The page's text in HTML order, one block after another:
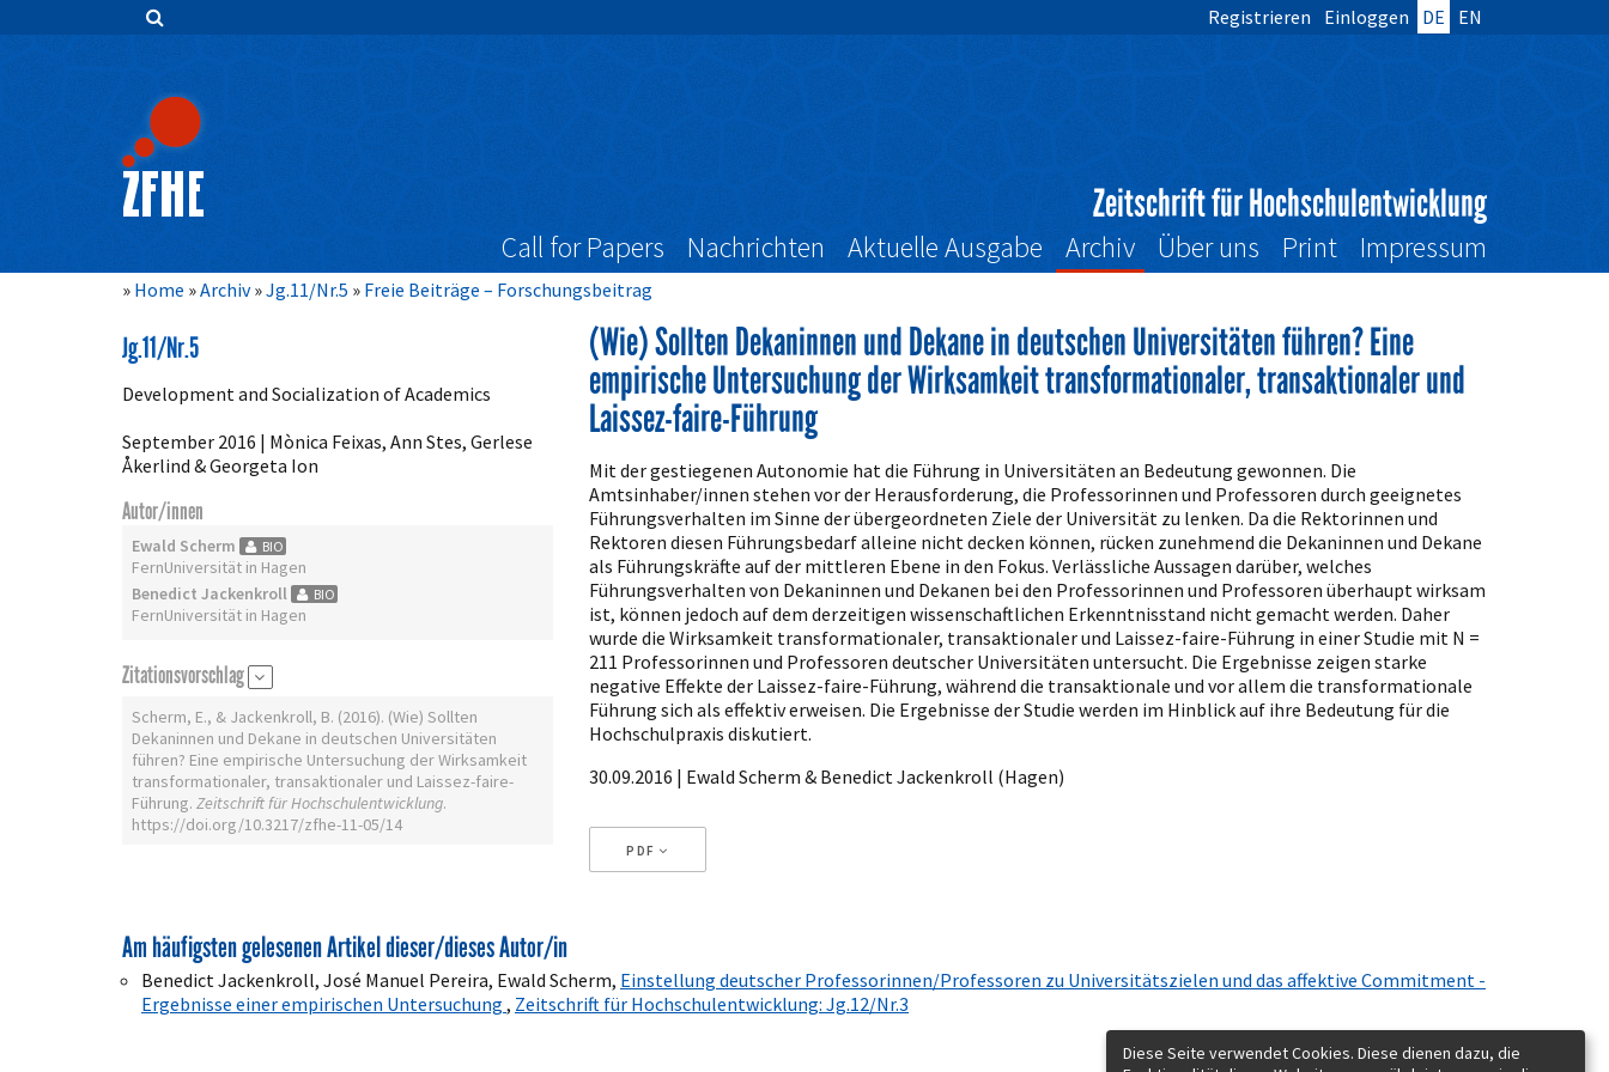
Zum
Hauptnavigation
Registrieren Einloggen DE EN
Zeitschrift für Hochschulentwicklung
Call for Papers Nachrichten Aktuelle Ausgabe Archiv Über uns Print Impressum
Home Archiv Jg.11/Nr.5 Freie Beiträge – Forschungsbeitrag
(Wie) Sollten Dekaninnen und Dekane in deutschen Universitäten führen? Eine
empirische Untersuchung der Wirksamkeit transformationaler, transaktionaler und
Laissez-faire-Führung
Artikelinhalt
Mit der gestiegenen Autonomie hat die Führung in Universitäten an Bedeutung gewonnen. Die
Amtsinhaber/innen stehen vor der Herausforderung, die Professorinnen und Professoren durch geeignetes
Führungsverhalten im Sinne der übergeordneten Ziele der Universität zu lenken. Da die Rektorinnen und
Rektoren diesen Führungsbedarf alleine nicht decken können, rücken zunehmend die Dekaninnen und Dekane
als Führungskräfte auf der mittleren Ebene in den Fokus. Verlässliche Aussagen darüber, welches
Führungsverhalten von Dekaninnen und Dekanen bei den Professorinnen und Professoren überhaupt wirksam
ist, können jedoch auf dem derzeitigen wissenschaftlichen Erkenntnisstand nicht gemacht werden. Daher
wurde die Wirksamkeit transformationaler, transaktionaler und Laissez-faire-Führung in einer Studie mit N =
211 Professorinnen und Professoren deutscher Universitäten untersucht. Die Ergebnisse zeigen starke
negative Effekte der Laissez-faire­-Führung, während die transaktionale und vor allem die transformationale
Führung sich als effektiv erweisen. Die Ergebnisse der Studie werden im Hinblick auf ihre Bedeutung für die
Hochschulpraxis diskutiert.
30.09.2016 | Ewald Scherm & Benedict Jackenkroll (Hagen)
PDF
Jg.11/Nr.5
Development and Socialization of Academics
September 2016 | Mònica Feixas, Ann Stes, Gerlese
Åkerlind & Georgeta Ion
Autor/innen
Ewald Scherm BIO
FernUniversität in Hagen
Benedict Jackenkroll
BIO
FernUniversität in Hagen
Zitationsvorschlag
Scherm, E., & Jackenkroll, B. (2016). (Wie) Sollten
Dekaninnen und Dekane in deutschen Universitäten
führen? Eine empirische Untersuchung der Wirksamkeit
transformationaler, transaktionaler und Laissez-faire-
Führung. Zeitschrift für Hochschulentwicklung.
https://doi.org/10.3217/zfhe-11-05/14
Am häufigsten gelesenen Artikel dieser/dieses Autor/in
Benedict Jackenkroll, José Manuel Pereira, Ewald Scherm, Einstellung deutscher Professorinnen/Professoren zu Universitätszielen und das affektive Commitment -
Ergebnisse einer empirischen Untersuchung , Zeitschrift für Hochschulentwicklung: Jg.12/Nr.3
Diese Seite verwendet Cookies. Diese dienen dazu, die